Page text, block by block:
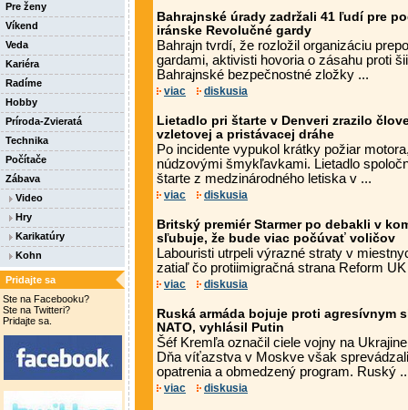
Pre ženy
Víkend
Veda
Kariéra
Radíme
Hobby
Príroda-Zvieratá
Technika
Počítače
Zábava
Video
Hry
Karikatúry
Kohn
Pridajte sa
Ste na Facebooku?
Ste na Twitteri?
Pridajte sa.
Bahrajnské úrady zadržali 41 ľudí pre
iránske Revolučné gardy
Bahrajn tvrdí, že rozložil organizáciu
gardami, aktivisti hovoria o zásahu proti
Bahrajnské bezpečnostné zložky ...
viac diskusia
Lietadlo pri štarte v Denveri zrazilo
vzletovej a pristávacej dráhe
Po incidente vypukol krátky požiar
núdzovými šmykľavkami. Lietadlo
štarte z medzinárodného letiska v ...
viac diskusia
Britský premiér Starmer po debakli v
sľubuje, že bude viac počúvať voličov
Labouristi utrpeli výrazné straty v
zatiaľ čo protiimigračná strana Reform
viac diskusia
Ruská armáda bojuje proti agresívnym
NATO, vyhlásil Putin
Šéf Kremľa označil ciele vojny na
Dňa víťazstva v Moskve však
opatrenia a obmedzený program. Ruský
viac diskusia